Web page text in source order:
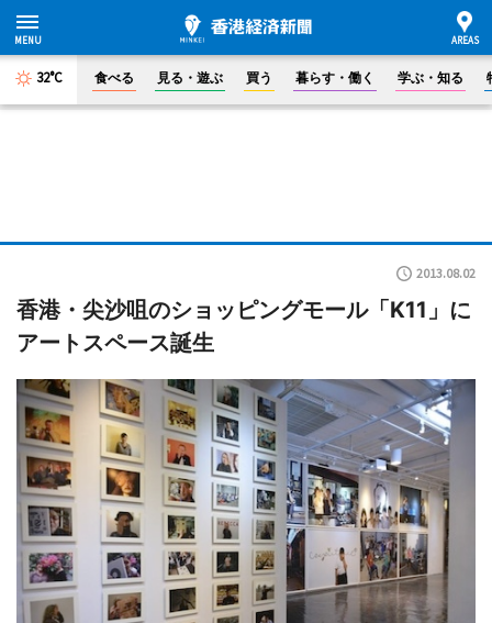
32°C 食べる 見る・遊ぶ 買う 暮らす・働く 学ぶ・知る
2013.08.02
香港・尖沙咀のショッピングモール「K11」に
アートスペース誕生